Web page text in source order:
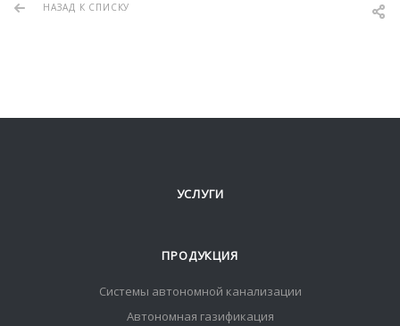
НАЗАД К СПИСКУ
УСЛУГИ
ПРОДУКЦИЯ
Системы автономной канализации
Автономная газификация